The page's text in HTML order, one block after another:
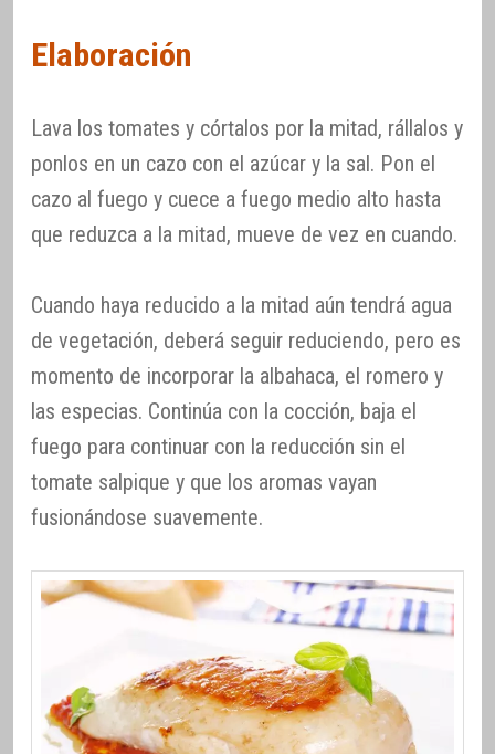
Elaboración
Lava los tomates y córtalos por la mitad, rállalos y
ponlos en un cazo con el azúcar y la sal. Pon el
cazo al fuego y cuece a fuego medio alto hasta
que reduzca a la mitad, mueve de vez en cuando.
Cuando haya reducido a la mitad aún tendrá agua
de vegetación, deberá seguir reduciendo, pero es
momento de incorporar la albahaca, el romero y
las especias. Continúa con la cocción, baja el
fuego para continuar con la reducción sin el
tomate salpique y que los aromas vayan
fusionándose suavemente.